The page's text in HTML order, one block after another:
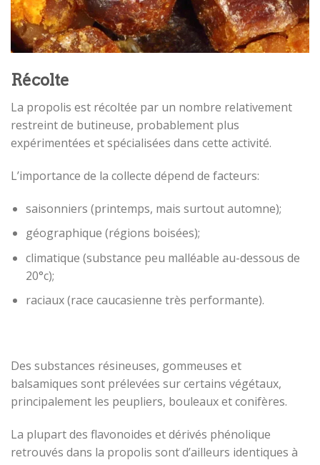
Récolte
La propolis est récoltée par un nombre relativement
restreint de butineuse, probablement plus
expérimentées et spécialisées dans cette activité.
L’importance de la collecte dépend de facteurs:
saisonniers (printemps, mais surtout automne);
géographique (régions boisées);
climatique (substance peu malléable au-dessous de
20°c);
raciaux (race caucasienne très performante).
Des substances résineuses, gommeuses et
balsamiques sont prélevées sur certains végétaux,
principalement les peupliers, bouleaux et conifères.
La plupart des flavonoides et dérivés phénolique
retrouvés dans la propolis sont d’ailleurs identiques à